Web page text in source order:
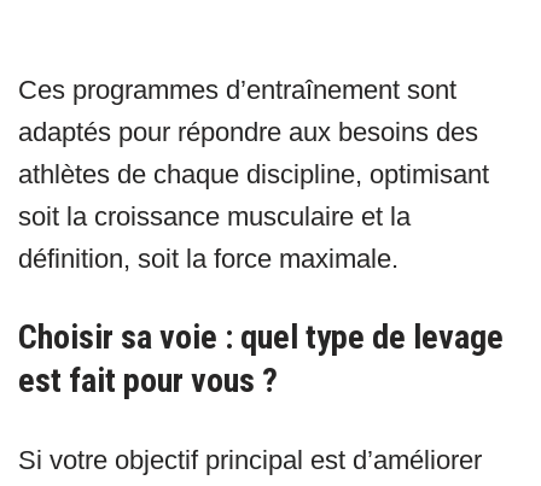
Ces programmes d’entraînement sont
adaptés pour répondre aux besoins des
athlètes de chaque discipline, optimisant
soit la croissance musculaire et la
définition, soit la force maximale.
Choisir sa voie : quel type de levage
est fait pour vous ?
Si votre objectif principal est d’améliorer